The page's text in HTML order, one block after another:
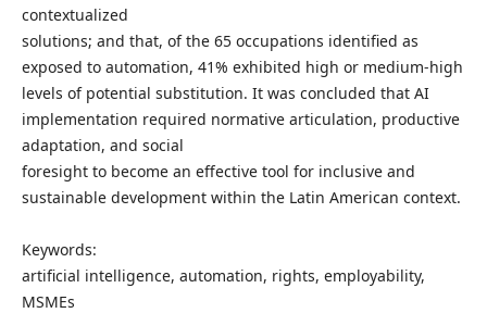
contextualized
solutions; and that, of the 65 occupations identified as
exposed to automation, 41% exhibited high or medium-high
levels of potential substitution. It was concluded that AI
implementation required normative articulation, productive
adaptation, and social
foresight to become an effective tool for inclusive and
sustainable development within the Latin American context.
Keywords:
artificial intelligence, automation, rights, employability,
MSMEs